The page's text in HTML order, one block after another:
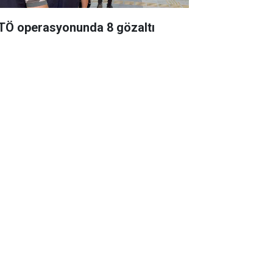
operasyonunda 8 gözaltı